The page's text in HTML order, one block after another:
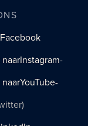
profiel
Instagram-
YouTube-